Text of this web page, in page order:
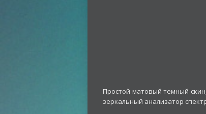
Простой матовый темный
зеркальный анализатор